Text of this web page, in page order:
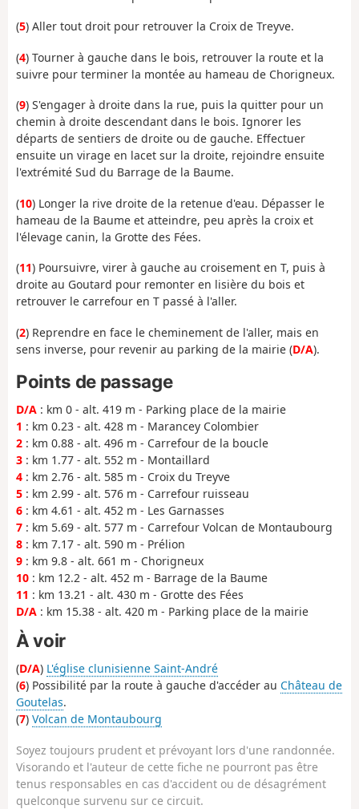
(5) Aller tout droit pour retrouver la Croix de Treyve.
(4) Tourner à gauche dans le bois, retrouver la route et la
suivre pour terminer la montée au hameau de Chorigneux.
(9) S'engager à droite dans la rue, puis la quitter pour un
chemin à droite descendant dans le bois. Ignorer les
départs de sentiers de droite ou de gauche. Effectuer
ensuite un virage en lacet sur la droite, rejoindre ensuite
l'extrémité Sud du Barrage de la Baume.
(10) Longer la rive droite de la retenue d'eau. Dépasser le
hameau de la Baume et atteindre, peu après la croix et
l'élevage canin, la Grotte des Fées.
(11) Poursuivre, virer à gauche au croisement en T, puis à
droite au Goutard pour remonter en lisière du bois et
retrouver le carrefour en T passé à l'aller.
(2) Reprendre en face le cheminement de l'aller, mais en
sens inverse, pour revenir au parking de la mairie (D/A).
Points de passage
D/A : km 0 - alt. 419 m - Parking place de la mairie
1 : km 0.23 - alt. 428 m - Marancey Colombier
2 : km 0.88 - alt. 496 m - Carrefour de la boucle
3 : km 1.77 - alt. 552 m - Montaillard
4 : km 2.76 - alt. 585 m - Croix du Treyve
5 : km 2.99 - alt. 576 m - Carrefour ruisseau
6 : km 4.61 - alt. 452 m - Les Garnasses
7 : km 5.69 - alt. 577 m - Carrefour Volcan de Montaubourg
8 : km 7.17 - alt. 590 m - Prélion
9 : km 9.8 - alt. 661 m - Chorigneux
10 : km 12.2 - alt. 452 m - Barrage de la Baume
11 : km 13.21 - alt. 430 m - Grotte des Fées
D/A : km 15.38 - alt. 420 m - Parking place de la mairie
À voir
(D/A) L'église clunisienne Saint-André
(6) Possibilité par la route à gauche d'accéder au Château de
Goutelas.
(7) Volcan de Montaubourg
Soyez toujours prudent et prévoyant lors d'une randonnée.
Visorando et l'auteur de cette fiche ne pourront pas être
tenus responsables en cas d'accident ou de désagrément
quelconque survenu sur ce circuit.